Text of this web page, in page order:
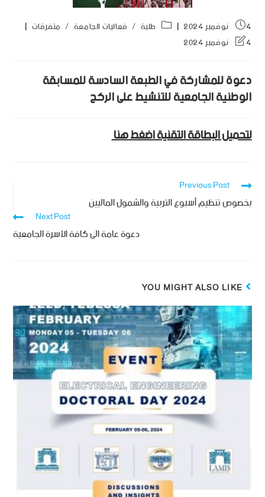
4 نوفمبر 2024 طلبة / فعاليات الجامعة / متفرقات
4 نوفمبر 2024
دعوة للمشاركة في الطبعة السادسة للمسابقة
الوطنية الجامعية للتنشيط على الركح
لتحميل البطاقة التقنية اضغط هنا
Previous Post
بخصوص تنظيم أسبوع التربية والشمول الماليين
Next Post
دعوة عامة الى كافة الأسرة الجامعية
YOU MIGHT ALSO LIKE